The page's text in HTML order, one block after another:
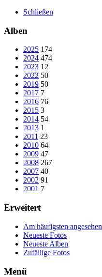
Schließen
Alben
2025 174
2024 474
2023 12
2022 50
2019 50
2017 7
2016 76
2015 3
2014 54
2013 1
2011 23
2010 64
2009 47
2008 267
2007 40
2002 91
2001 7
Erweitert
Am häufigsten angesehen
Neueste Fotos
Neueste Alben
Zufällige Fotos
Menü